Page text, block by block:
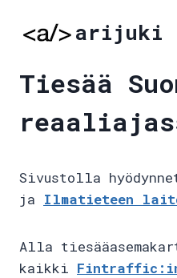
arijuki
Tiesää
Sivustolla
ja Ilmatieteen
Alla
kaikki